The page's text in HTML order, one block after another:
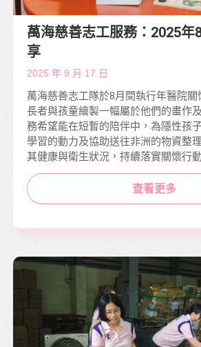
萬海慈善志工服務：2025年
享
2025 年 9 月 17 日
萬海慈善志工隊於8月間執行年醫院
長者與孩童繪製一幅屬於他們的畫作
務希望能在短暫的陪伴中，為隱性孩
學習的動力及協助送往非洲的物資整
其健康與衛生狀況，持續落實關懷行
查看更多